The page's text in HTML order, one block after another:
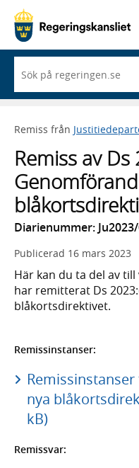
du
börjar
skriva
framträder
lista
med
sökförslag
Remiss från
Remiss av Ds
Diarienummer:
Publicerad 16 mars 2023
Här kan du ta del av
har remitterat Ds
blåkortsdirektivet.
Remissinstanser:
nya
kB)
Remissvar: